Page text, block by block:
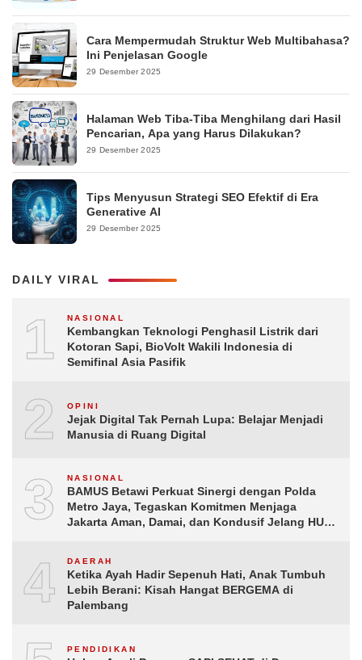
Cara Mempermudah Struktur Web Multibahasa?
Ini Penjelasan Google
29 Desember 2025
Halaman Web Tiba-Tiba Menghilang dari Hasil
Pencarian, Apa yang Harus Dilakukan?
29 Desember 2025
Tips Menyusun Strategi SEO Efektif di Era
Generative AI
29 Desember 2025
DAILY VIRAL
1 NASIONAL
Kembangkan Teknologi Penghasil Listrik dari
Kotoran Sapi, BioVolt Wakili Indonesia di
Semifinal Asia Pasifik
2 OPINI
Jejak Digital Tak Pernah Lupa: Belajar Menjadi
Manusia di Ruang Digital
3 NASIONAL
BAMUS Betawi Perkuat Sinergi dengan Polda
Metro Jaya, Tegaskan Komitmen Menjaga
Jakarta Aman, Damai, dan Kondusif Jelang HUT
4 DAERAH
Ketika Ayah Hadir Sepenuh Hati, Anak Tumbuh
Lebih Berani: Kisah Hangat BERGEMA di
Palembang
PENDIDIKAN